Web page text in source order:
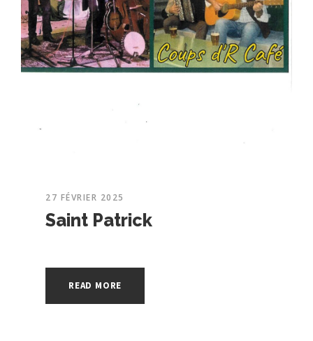
27 FÉVRIER 2025
Saint Patrick
READ MORE